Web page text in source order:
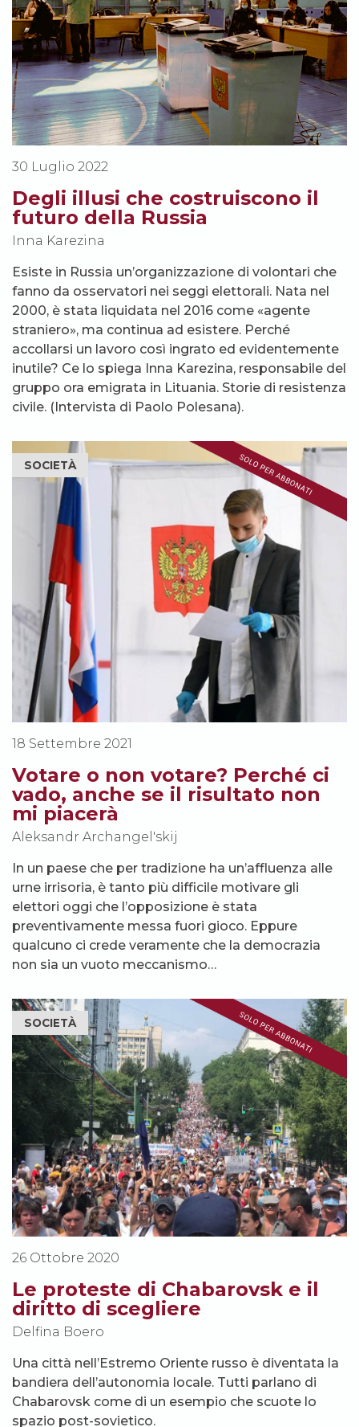
30 Luglio 2022
Degli illusi che costruiscono il
futuro della Russia
Inna Karezina
Esiste in Russia un’organizzazione di volontari che
fanno da osservatori nei seggi elettorali. Nata nel
2000, è stata liquidata nel 2016 come «agente
straniero», ma continua ad esistere. Perché
accollarsi un lavoro così ingrato ed evidentemente
inutile? Ce lo spiega Inna Karezina, responsabile del
gruppo ora emigrata in Lituania. Storie di resistenza
civile. (Intervista di Paolo Polesana).
SOCIETÀ
18 Settembre 2021
Votare o non votare? Perché ci
vado, anche se il risultato non
mi piacerà
Aleksandr Archangel'skij
In un paese che per tradizione ha un’affluenza alle
urne irrisoria, è tanto più difficile motivare gli
elettori oggi che l’opposizione è stata
preventivamente messa fuori gioco. Eppure
qualcuno ci crede veramente che la democrazia
non sia un vuoto meccanismo…
SOCIETÀ
26 Ottobre 2020
Le proteste di Chabarovsk e il
diritto di scegliere
Delfina Boero
Una città nell’Estremo Oriente russo è diventata la
bandiera dell’autonomia locale. Tutti parlano di
Chabarovsk come di un esempio che scuote lo
spazio post-sovietico.